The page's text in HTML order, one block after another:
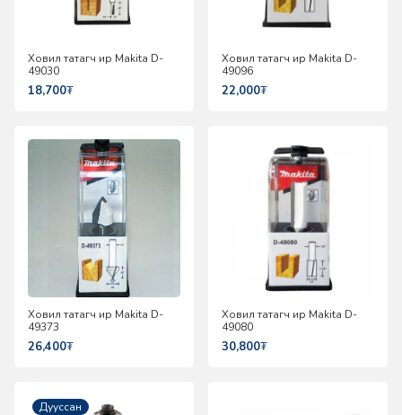
Ховил татагч ир Makita D-
49030
18,700₮
Ховил татагч ир Makita D-
49096
22,000₮
Ховил татагч ир Makita D-
49373
26,400₮
Ховил татагч ир Makita D-
49080
30,800₮
Дууссан